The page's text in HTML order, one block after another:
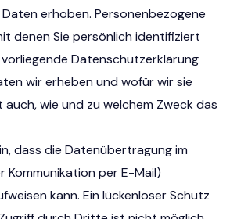
erhoben. Personenbezogene
denen Sie persönlich identifiziert
Datenschutzerklärung
wir erheben und wofür wir sie
wie und zu welchem Zweck das
dass die Datenübertragung im
Kommunikation per E-Mail)
kann. Ein lückenloser Schutz